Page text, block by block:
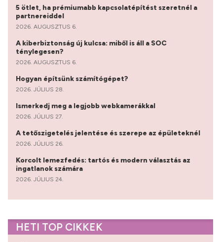
5 ötlet, ha prémiumabb kapcsolatépítést szeretnél a
partnereiddel
2026. AUGUSZTUS 6.
A kiberbiztonság új kulcsa: miből is áll a SOC
ténylegesen?
2026. AUGUSZTUS 6.
Hogyan építsünk számítógépet?
2026. JÚLIUS 28.
Ismerkedj meg a legjobb webkamerákkal
2026. JÚLIUS 27.
A tetőszigetelés jelentése és szerepe az épületeknél
2026. JÚLIUS 26.
Korcolt lemezfedés: tartós és modern választás az
ingatlanok számára
2026. JÚLIUS 24.
HETI TOP CIKKEK